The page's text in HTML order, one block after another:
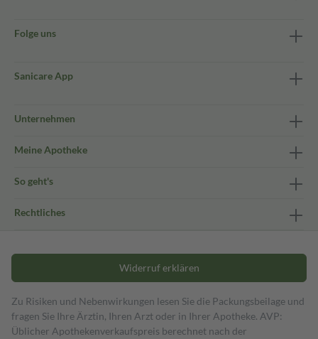
Folge uns
Sanicare App
Unternehmen
Meine Apotheke
So geht's
Rechtliches
Widerruf erklären
Zu Risiken und Nebenwirkungen lesen Sie die Packungsbeilage und
fragen Sie Ihre Ärztin, Ihren Arzt oder in Ihrer Apotheke. AVP:
Üblicher Apothekenverkaufspreis berechnet nach der